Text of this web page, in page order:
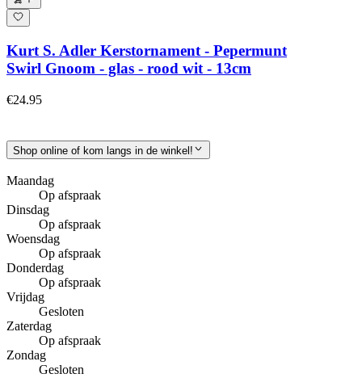
Kurt S. Adler Kerstornament - Pepermunt
Swirl Gnoom - glas - rood wit - 13cm
€24.95
Shop online of kom langs in de winkel!
Maandag
Op afspraak
Dinsdag
Op afspraak
Woensdag
Op afspraak
Donderdag
Op afspraak
Vrijdag
Gesloten
Zaterdag
Op afspraak
Zondag
Gesloten